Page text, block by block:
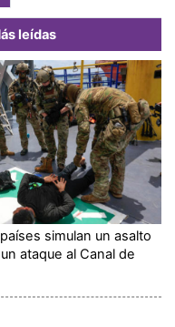
leídas
simulan un asalto
ataque al Canal de